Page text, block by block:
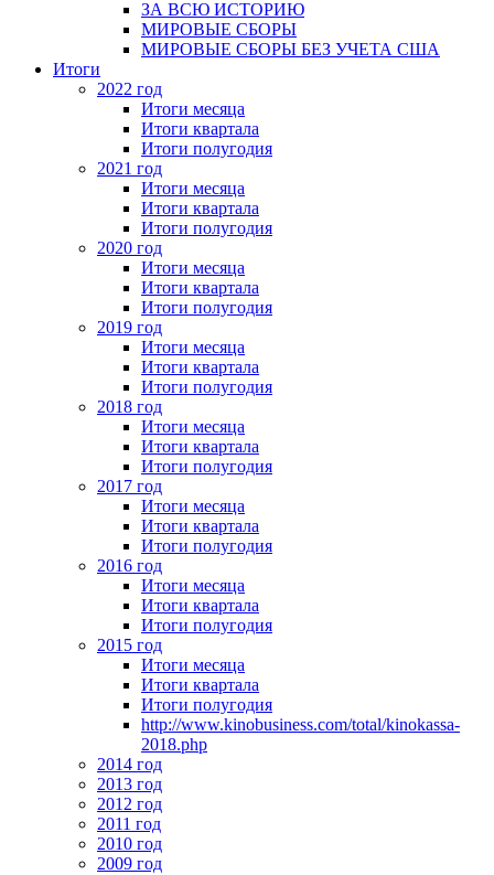
ЗА ВСЮ ИСТОРИЮ
МИРОВЫЕ СБОРЫ
МИРОВЫЕ СБОРЫ БЕЗ УЧЕТА США
Итоги
2022 год
Итоги месяца
Итоги квартала
Итоги полугодия
2021 год
Итоги месяца
Итоги квартала
Итоги полугодия
2020 год
Итоги месяца
Итоги квартала
Итоги полугодия
2019 год
Итоги месяца
Итоги квартала
Итоги полугодия
2018 год
Итоги месяца
Итоги квартала
Итоги полугодия
2017 год
Итоги месяца
Итоги квартала
Итоги полугодия
2016 год
Итоги месяца
Итоги квартала
Итоги полугодия
2015 год
Итоги месяца
Итоги квартала
Итоги полугодия
http://www.kinobusiness.com/total/kinokassa-
2018.php
2014 год
2013 год
2012 год
2011 год
2010 год
2009 год